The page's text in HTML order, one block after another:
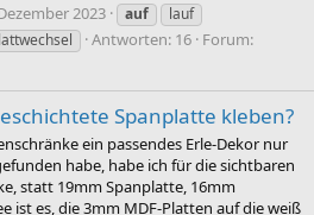
2023 auf
lauf
Antworten: 16 Forum:
Spanplatte kleben?
ein passendes Erle-Dekor nur
habe, habe ich für die sichtbaren
statt 19mm Spanplatte, 16mm
ist es, die 3mm MDF-Platten auf die weiß